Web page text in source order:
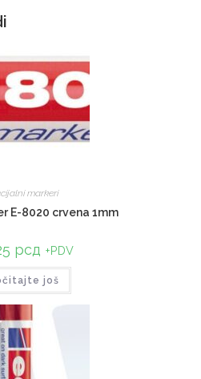
markeri
E-8020 crvena 1mm
рсд +PDV
još